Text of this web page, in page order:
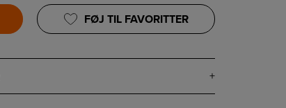
FØJ TIL FAVORITTER